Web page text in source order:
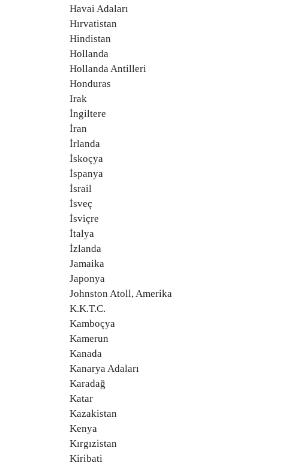
Havai Adaları
Hırvatistan
Hindistan
Hollanda
Hollanda Antilleri
Honduras
Irak
İngiltere
İran
İrlanda
İskoçya
İspanya
İsrail
İsveç
İsviçre
İtalya
İzlanda
Jamaika
Japonya
Johnston Atoll, Amerika
K.K.T.C.
Kamboçya
Kamerun
Kanada
Kanarya Adaları
Karadağ
Katar
Kazakistan
Kenya
Kırgızistan
Kiribati